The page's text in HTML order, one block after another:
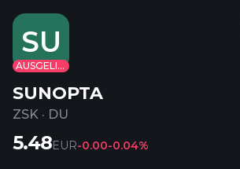
SU
AUSGELISTET
SUNOPTA
ZSK · DU
5.48EUR-0.00-0.04%